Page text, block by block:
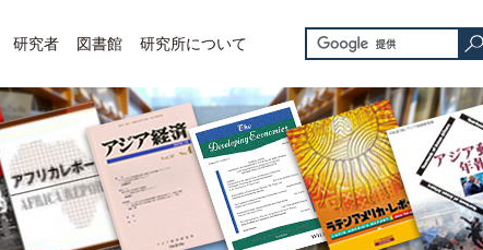
研究者 図書館 研究所について